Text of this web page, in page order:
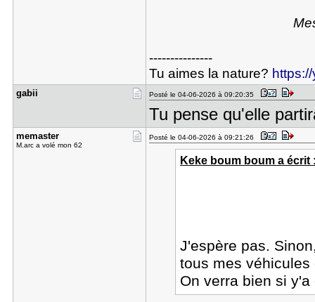
---------------
Tu aimes la nature?
gabii Posté le 04-06-2026 à 09:20:35
Tu pense qu'elle
memaster
M.arc a volé mon 62
Posté le 04-06-2026 à 09:21:26
Keke boum boum a écrit
J'espère pas.
tous mes
On verra bien si